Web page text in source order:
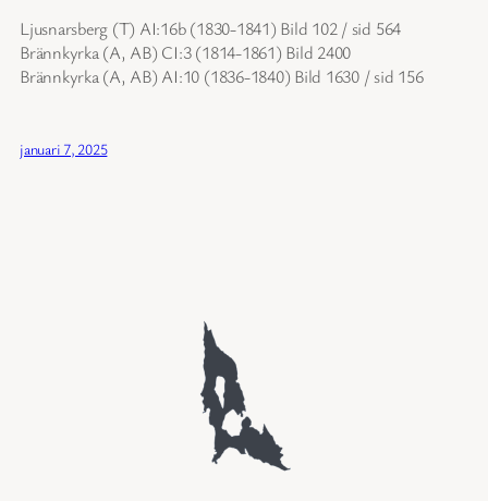
Ljusnarsberg (T) AI:16b (1830-1841) Bild 102 / sid 564
Brännkyrka (A, AB) CI:3 (1814-1861) Bild 2400
Brännkyrka (A, AB) AI:10 (1836-1840) Bild 1630 / sid 156
januari 7, 2025